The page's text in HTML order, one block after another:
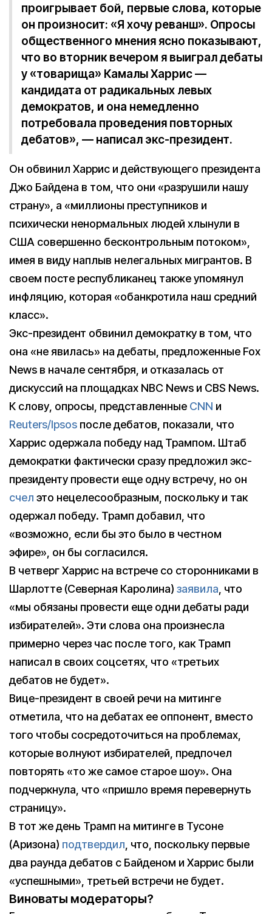
проигрывает бой, первые слова, которые
он произносит: «Я хочу реванш». Опросы
общественного мнения ясно показывают,
что во вторник вечером я выиграл дебаты
у «товарища» Камалы Харрис —
кандидата от радикальных левых
демократов, и она немедленно
потребовала проведения повторных
дебатов», — написал экс-президент.
Он обвинил Харрис и действующего президента
Джо Байдена в том, что они «разрушили нашу
страну», а «миллионы преступников и
психически ненормальных людей хлынули в
США совершенно бесконтрольным потоком»,
имея в виду наплыв нелегальных мигрантов. В
своем посте республиканец также упомянул
инфляцию, которая «обанкротила наш средний
класс».
Экс-президент обвинил демократку в том, что
она «не явилась» на дебаты, предложенные Fox
News в начале сентября, и отказалась от
дискуссий на площадках NBC News и CBS News.
К слову, опросы, представленные CNN и
Reuters/Ipsos после дебатов, показали, что
Харрис одержала победу над Трампом. Штаб
демократки фактически сразу предложил экс-
президенту провести еще одну встречу, но он
счел это нецелесообразным, поскольку и так
одержал победу. Трамп добавил, что
«возможно, если бы это было в честном
эфире», он бы согласился.
В четверг Харрис на встрече со сторонниками в
Шарлотте (Северная Каролина) заявила, что
«мы обязаны провести еще одни дебаты ради
избирателей». Эти слова она произнесла
примерно через час после того, как Трамп
написал в своих соцсетях, что «третьих
дебатов не будет».
Вице-президент в своей речи на митинге
отметила, что на дебатах ее оппонент, вместо
того чтобы сосредоточиться на проблемах,
которые волнуют избирателей, предпочел
повторять «то же самое старое шоу». Она
подчеркнула, что «пришло время перевернуть
страницу».
В тот же день Трамп на митинге в Тусоне
(Аризона) подтвердил, что, поскольку первые
два раунда дебатов с Байденом и Харрис были
«успешными», третьей встречи не будет.
Виноваты модераторы?